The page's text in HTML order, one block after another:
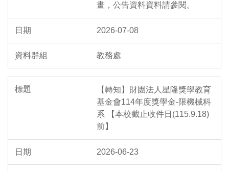
畫，公告資料資料請參閱。
2026-07-08
教務處
【轉知】財團法人星隆獎學教育
基金會114年度獎學金-限機械科
系 【本校截止收件日(115.9.18)
前】
2026-06-23